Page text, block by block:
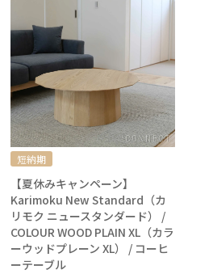
短納期
【夏休みキャンペーン】
Karimoku New Standard（カ
リモク ニュースタンダード） /
COLOUR WOOD PLAIN XL（カラ
ーウッドプレーン XL） / コーヒ
ーテーブル